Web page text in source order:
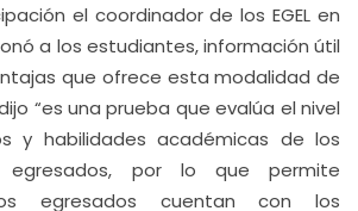
el coordinador de los EGEL en
a los estudiantes, información útil
que ofrece esta modalidad de
“es una prueba que evalúa el nivel
y habilidades académicas de los
egresados, por lo que permite
egresados cuentan con los